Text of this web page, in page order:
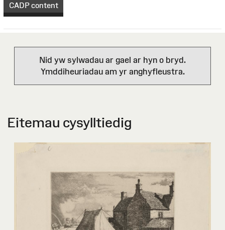
CADP content
Nid yw sylwadau ar gael ar hyn o bryd.
Ymddiheuriadau am yr anghyfleustra.
Eitemau cysylltiedig